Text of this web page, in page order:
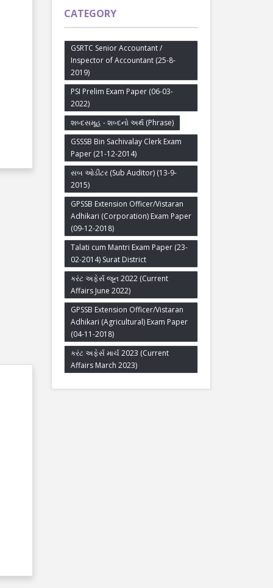
CATEGORY
GSRTC Senior Accountant /
Inspector of Accountant (25-8-
2019)
PSI Prelim Exam Paper (06-03-
2022)
શબ્દસમૂહ - શબ્દનો અર્થ (Phrase)
GSSSB Bin Sachivalay Clerk Exam
Paper (21-12-2014)
સબ ઓડીટર (Sub Auditor) (13-9-
2015)
GPSSB Extension Officer/Vistaran
Adhikari (Corporation) Exam Paper
(09-12-2018)
Talati cum Mantri Exam Paper (23-
02-2014) Surat District
કરંટ અફેર્સ જૂન 2022 (Current
Affairs June 2022)
GPSSB Extension Officer/Vistaran
Adhikari (Agricultural) Exam Paper
(04-11-2018)
કરંટ અફેર્સ માર્ચ 2023 (Current
Affairs March 2023)